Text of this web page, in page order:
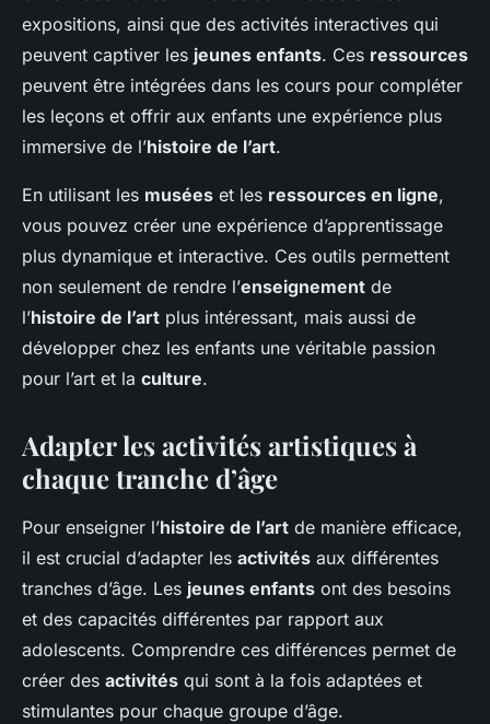
expositions, ainsi que des activités interactives qui
peuvent captiver les jeunes enfants. Ces ressources
peuvent être intégrées dans les cours pour compléter
les leçons et offrir aux enfants une expérience plus
immersive de l’histoire de l’art.
En utilisant les musées et les ressources en ligne,
vous pouvez créer une expérience d’apprentissage
plus dynamique et interactive. Ces outils permettent
non seulement de rendre l’enseignement de
l’histoire de l’art plus intéressant, mais aussi de
développer chez les enfants une véritable passion
pour l’art et la culture.
Adapter les activités artistiques à
chaque tranche d’âge
Pour enseigner l’histoire de l’art de manière efficace,
il est crucial d’adapter les activités aux différentes
tranches d’âge. Les jeunes enfants ont des besoins
et des capacités différentes par rapport aux
adolescents. Comprendre ces différences permet de
créer des activités qui sont à la fois adaptées et
stimulantes pour chaque groupe d’âge.